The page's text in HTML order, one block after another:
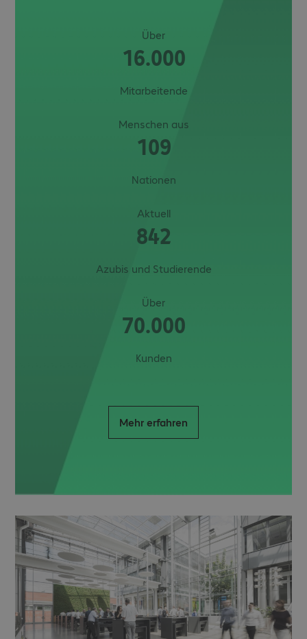
Über
16.000
Mitarbeitende
Menschen aus
109
Nationen
Aktuell
842
Azubis und Studierende
Über
70.000
Kunden
Mehr erfahren